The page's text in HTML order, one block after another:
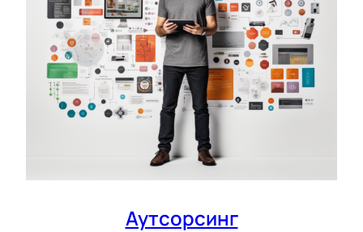
Аутсорсинг